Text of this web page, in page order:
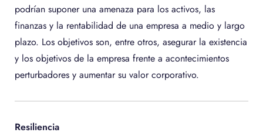
podrían suponer una amenaza para los activos, las
finanzas y la rentabilidad de una empresa a medio y largo
plazo. Los objetivos son, entre otros, asegurar la existencia
y los objetivos de la empresa frente a acontecimientos
perturbadores y aumentar su valor corporativo.
Resiliencia